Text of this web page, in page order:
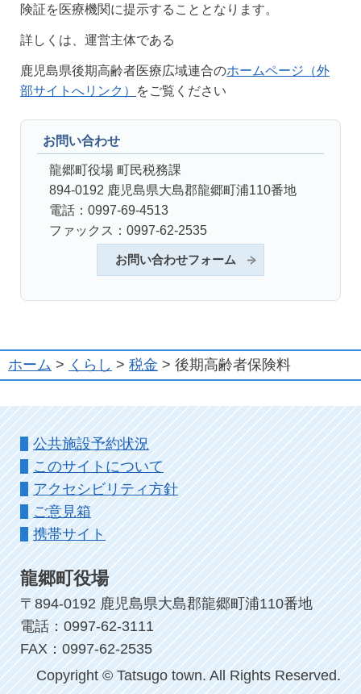
険証を医療機関に提示することとなります。
詳しくは、運営主体である
鹿児島県後期高齢者医療広域連合のホームページ（外
部サイトへリンク）
をご覧ください
お問い合わせ
龍郷町役場 町民税務課
894-0192 鹿児島県大島郡龍郷町浦110番地
電話：0997-69-4513
ファックス：0997-62-2535
お問い合わせフォーム
ホーム > くらし > 税金 > 後期高齢者保険料
公共施設予約状況
このサイトについて
アクセシビリティ方針
ご意見箱
携帯サイト
龍郷町役場
〒894-0192 鹿児島県大島郡龍郷町浦110番地
電話：0997-62-3111
FAX：0997-62-2535
Copyright © Tatsugo town. All Rights Reserved.